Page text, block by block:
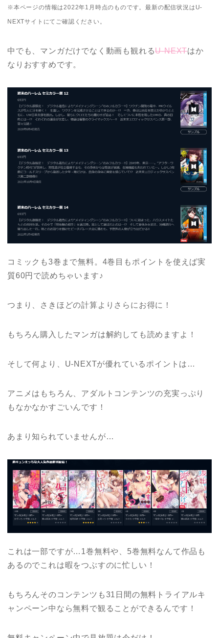
※本ページの情報は2022年1月時点のものです。最新の配信状況はU-
NEXTサイトにてご確認ください。
中でも、マンガだけでなく動画も観れるU-NEXTはか
なりおすすめです。
コミックも3巻まで無料。4巻目もポイントを使えば実
質60円で読めちゃいます♪
つまり、さきほどの計算よりさらにお得に！
もちろん購入したマンガは解約しても読めますよ！
そして何より、U-NEXTが優れているポイントは…
アニメはもちろん、アダルトコンテンツの充実っぷり
もなかなかすごいんです！
あまり知られていませんが…
これは一部ですが…1巻無料や、5巻無料なんて作品も
あるのでこれは暇をつぶすのに忙しい！
もちろんそのコンテンツも31日間の無料トライアルキ
ャンペーン中なら無料で観ることができるんです！